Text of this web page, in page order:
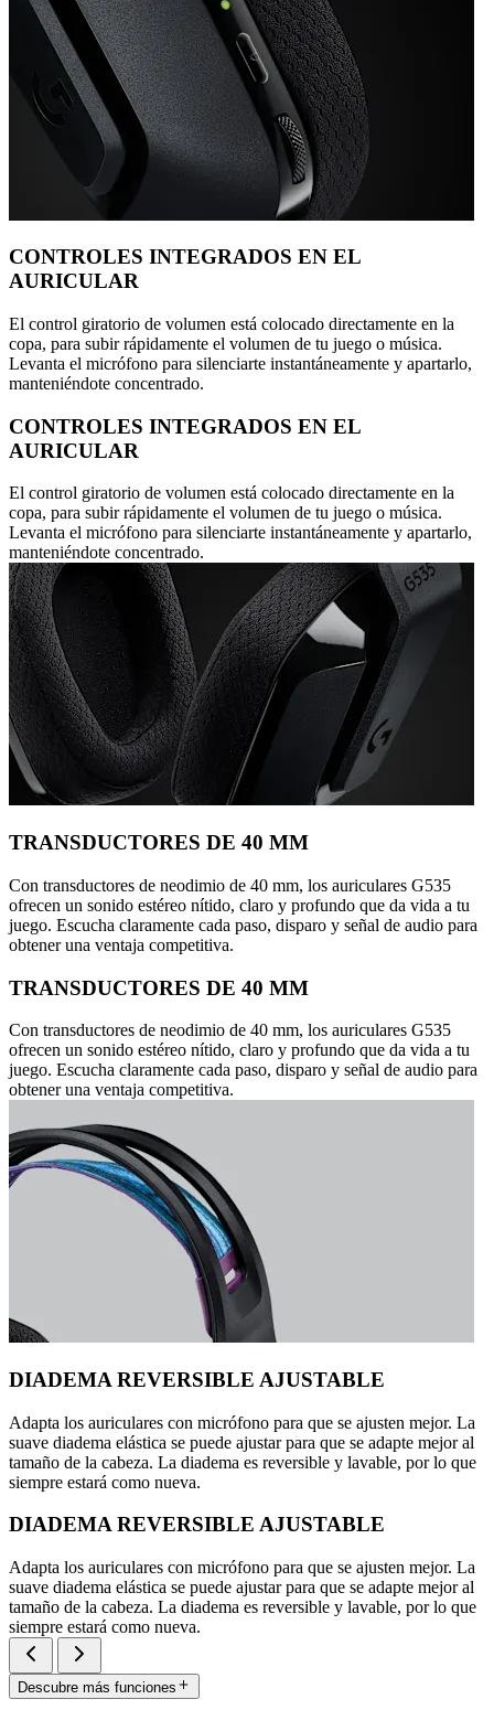
CONTROLES INTEGRADOS EN EL
AURICULAR
El control giratorio de volumen está colocado directamente en la
copa, para subir rápidamente el volumen de tu juego o música.
Levanta el micrófono para silenciarte instantáneamente y apartarlo,
manteniéndote concentrado.
CONTROLES INTEGRADOS EN EL
AURICULAR
El control giratorio de volumen está colocado directamente en la
copa, para subir rápidamente el volumen de tu juego o música.
Levanta el micrófono para silenciarte instantáneamente y apartarlo,
manteniéndote concentrado.
TRANSDUCTORES DE 40 MM
Con transductores de neodimio de 40 mm, los auriculares G535
ofrecen un sonido estéreo nítido, claro y profundo que da vida a tu
juego. Escucha claramente cada paso, disparo y señal de audio para
obtener una ventaja competitiva.
TRANSDUCTORES DE 40 MM
Con transductores de neodimio de 40 mm, los auriculares G535
ofrecen un sonido estéreo nítido, claro y profundo que da vida a tu
juego. Escucha claramente cada paso, disparo y señal de audio para
obtener una ventaja competitiva.
DIADEMA REVERSIBLE AJUSTABLE
Adapta los auriculares con micrófono para que se ajusten mejor. La
suave diadema elástica se puede ajustar para que se adapte mejor al
tamaño de la cabeza. La diadema es reversible y lavable, por lo que
siempre estará como nueva.
DIADEMA REVERSIBLE AJUSTABLE
Adapta los auriculares con micrófono para que se ajusten mejor. La
suave diadema elástica se puede ajustar para que se adapte mejor al
tamaño de la cabeza. La diadema es reversible y lavable, por lo que
siempre estará como nueva.
Descubre más funciones